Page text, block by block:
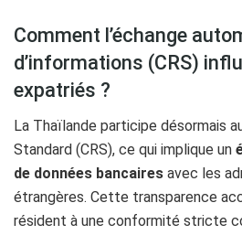
Comment l’échange
d’informations (CRS)
expatriés ?
La Thaïlande participe désormais
Standard (CRS), ce qui implique un
de données bancaires avec les
étrangères. Cette transparence
résident à une conformité stricte